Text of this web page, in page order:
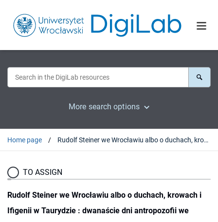
More search options
Home page Rudolf Steiner we Wrocławiu albo o duchach, krowach i Ifigenii w Taurydzie : dwanaście dni antropozofii we Wrocławiu i w Kobierzycachw w 1924 roku
TO ASSIGN
Rudolf Steiner we Wrocławiu albo o duchach, krowach i
Ifigenii w Taurydzie : dwanaście dni antropozofii we